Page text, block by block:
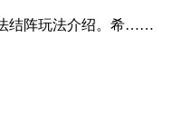
结阵玩法介绍。希……